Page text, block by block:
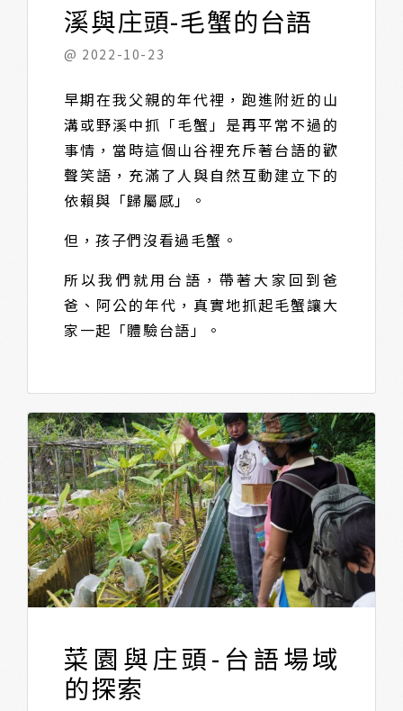
溪與庄頭-毛蟹的台語
@ 2022-10-23
早期在我父親的年代裡，跑進附近的山
溝或野溪中抓「毛蟹」是再平常不過的
事情，當時這個山谷裡充斥著台語的歡
聲笑語，充滿了人與自然互動建立下的
依賴與「歸屬感」。
但，孩子們沒看過毛蟹。
所以我們就用台語，帶著大家回到爸
爸、阿公的年代，真實地抓起毛蟹讓大
家一起「體驗台語」。
菜園與庄頭-台語場域
的探索